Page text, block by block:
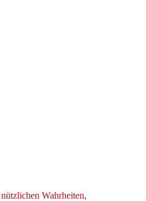
Wahrheiten,